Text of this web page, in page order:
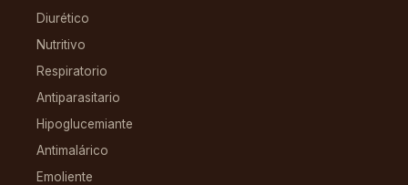
Diurético
Nutritivo
Respiratorio
Antiparasitario
Hipoglucemiante
Antimalárico
Emoliente